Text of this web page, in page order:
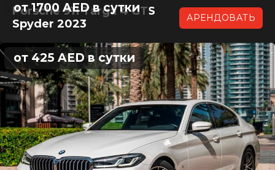
Porsche 911 Targa 4 GTS
Spyder 2023
АРЕНДОВАТЬ
от 1700 AED в сутки
от 425 AED в сутки